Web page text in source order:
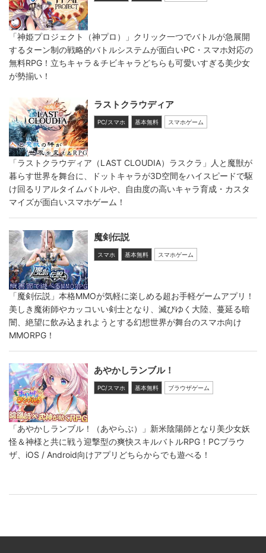
「神姫プロジェクト（神プロ）」クリック一つでバトルが急展開
するターン制の戦略的バトルシステムが面白いPC・スマホ対応の
無料RPG！立ちキャラ＆チビキャラどちらも可愛いすぎる美少女
が勢揃い！
ラストクラウディア
PC/スマホ 基本無料 スマホゲーム
「ラストクラウディア（LAST CLOUDIA）ラスクラ」人と魔獣が
暮らす世界を舞台に、ドットキャラが3D空間をハイスピードで駆
け回るリアルタイムバトルや、自由度の高いキャラ育成・カスタ
マイズが面白いスマホゲーム！
魔剣伝説
スマホ 基本無料 スマホゲーム
「魔剣伝説」本格MMOが気軽に楽しめる超お手軽ゲームアプリ！
美しき魔術師やカッコいい剣士となり、滅びゆく大陸、蔓延る暗
闇、絶望に飲み込まれようとする幻想世界が舞台のスマホ向け
MMORPG！
あやかしランブル！
PC/スマホ 基本無料 ブラウザゲーム
「あやかしランブル！（あやらぶ）」新米陰陽師となり美少女妖
怪＆神様と共に戦う迎撃型の爽快スキルバトルRPG！PCブラウ
ザ、iOS / Android向けアプリどちらからでも遊べる！